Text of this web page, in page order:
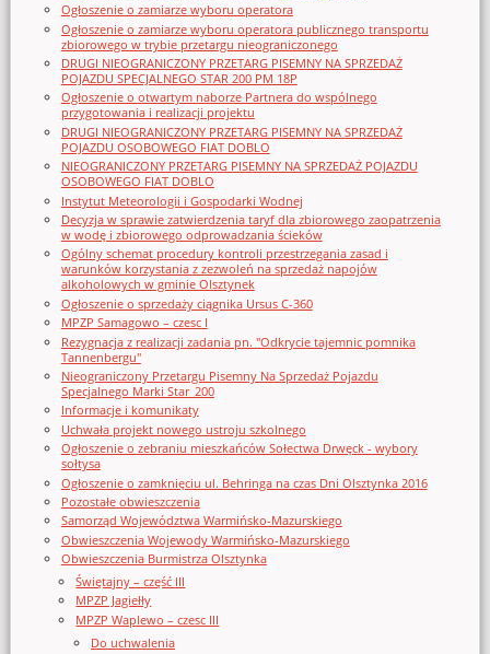
Ogłoszenie o zamiarze wyboru operatora
Ogłoszenie o zamiarze wyboru operatora publicznego transportu
zbiorowego w trybie przetargu nieograniczonego
DRUGI NIEOGRANICZONY PRZETARG PISEMNY NA SPRZEDAŻ
POJAZDU SPECJALNEGO STAR 200 PM 18P
Ogłoszenie o otwartym naborze Partnera do wspólnego
przygotowania i realizacji projektu
DRUGI NIEOGRANICZONY PRZETARG PISEMNY NA SPRZEDAŻ
POJAZDU OSOBOWEGO FIAT DOBLO
NIEOGRANICZONY PRZETARG PISEMNY NA SPRZEDAŻ POJAZDU
OSOBOWEGO FIAT DOBLO
Instytut Meteorologii i Gospodarki Wodnej
Decyzja w sprawie zatwierdzenia taryf dla zbiorowego zaopatrzenia
w wodę i zbiorowego odprowadzania ścieków
Ogólny schemat procedury kontroli przestrzegania zasad i
warunków korzystania z zezwoleń na sprzedaż napojów
alkoholowych w gminie Olsztynek
Ogłoszenie o sprzedaży ciągnika Ursus C-360
MPZP Samagowo – czesc I
Rezygnacja z realizacji zadania pn. "Odkrycie tajemnic pomnika
Tannenbergu"
Nieograniczony Przetargu Pisemny Na Sprzedaż Pojazdu
Specjalnego Marki Star_200
Informacje i komunikaty
Uchwała projekt nowego ustroju szkolnego
Ogłoszenie o zebraniu mieszkańców Sołectwa Drwęck - wybory
sołtysa
Ogłoszenie o zamknięciu ul. Behringa na czas Dni Olsztynka 2016
Pozostałe obwieszczenia
Samorząd Województwa Warmińsko-Mazurskiego
Obwieszczenia Wojewody Warmińsko-Mazurskiego
Obwieszczenia Burmistrza Olsztynka
Świętajny – część III
MPZP Jagiełły
MPZP Waplewo – czesc III
Do uchwalenia